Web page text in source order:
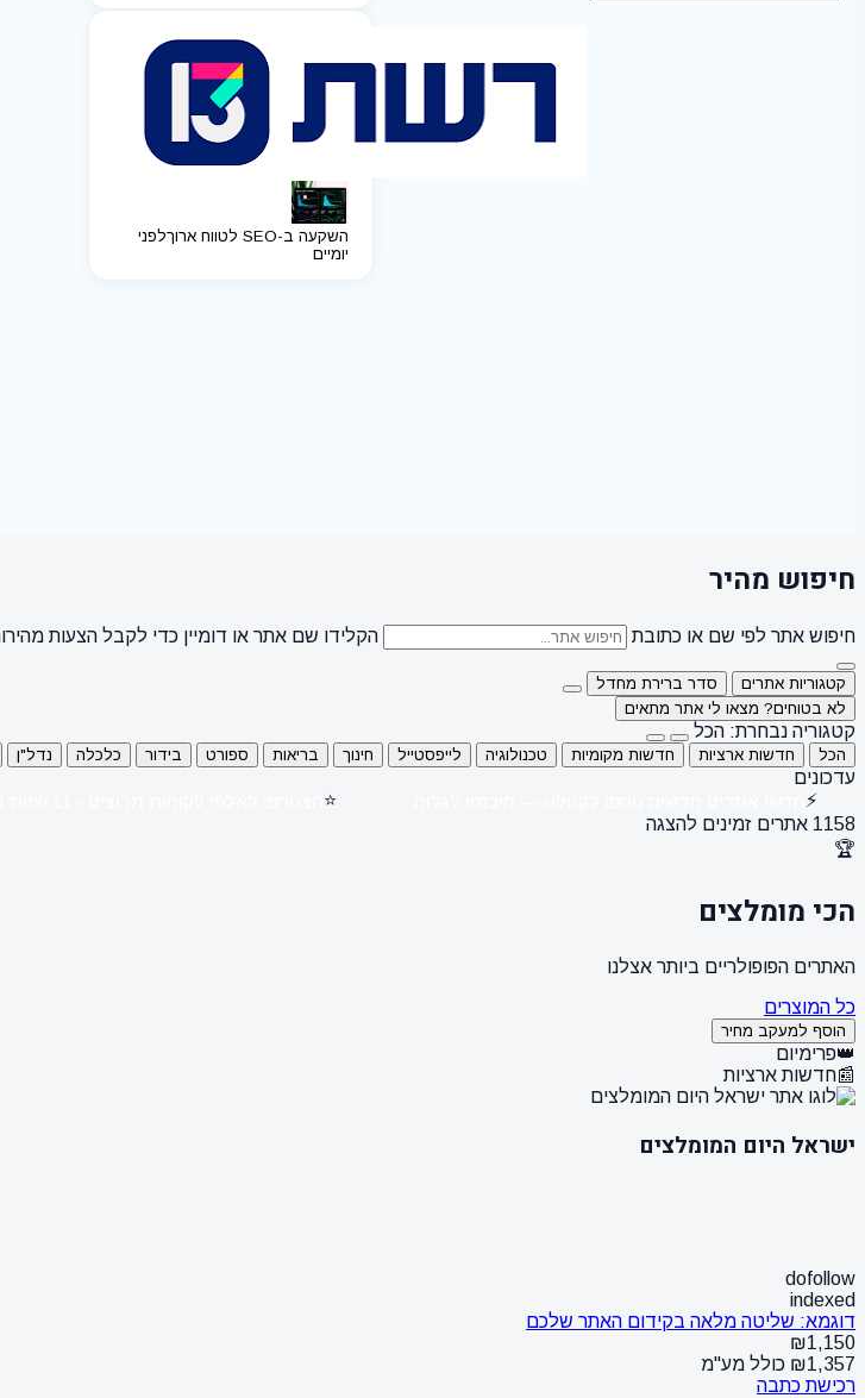
השקעה ב-SEO לטווח ארוך
לפני
יומיים
חיפוש מהיר
חיפוש אתר לפי שם או כתובת הקלידו שם אתר או דומיין כדי לקבל הצעות
קטגוריות אתרים
סדר ברירת מחדל
לא בטוחים? מצאו לי אתר מתאים
קטגוריה נבחרת: הכל
הכל חדשות ארציות חדשות מקומיות טכנולוגיה לייפסטייל חינוך בריאות ספורט בידור כלכלה נדל"ן
עדכונים
⚡
⭐
1158 אתרים זמינים להצגה
🏆
הכי מומלצים
האתרים הפופולריים ביותר אצלנו
כל המוצרים
הוסף למעקב מחיר
👑פרימיום
📰חדשות ארציות
ישראל היום המומלצים
dofollow
indexed
דוגמא: שליטה מלאה בקידום האתר שלכם
₪1,150
₪1,357 כולל מע"מ
רכישת כתבה